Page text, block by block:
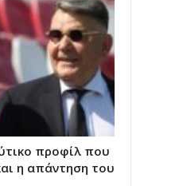
προφίλ που
η απάντηση του